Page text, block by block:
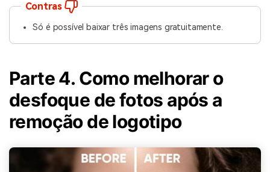
Contras
Só é possível baixar três imagens gratuitamente.
Parte 4. Como melhorar o
desfoque de fotos após a
remoção de logotipo